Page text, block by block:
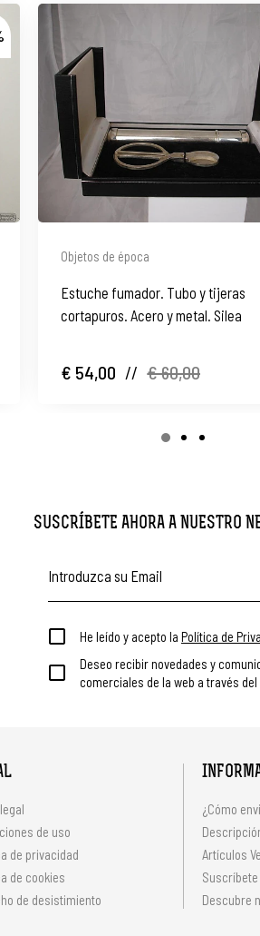
Objetos de época
Estuche fumador. Tubo y tijeras
cortapuros. Acero y metal. Silea
€ 54,00 // € 60,00
SUSCRÍBETE AHORA A NUESTRO
He leído y acepto la Política de
Deseo recibir novedades y
comerciales de la web a través
de uso
de privacidad
de cookies
de desistimiento
¿Cómo
Artículos
Descubre